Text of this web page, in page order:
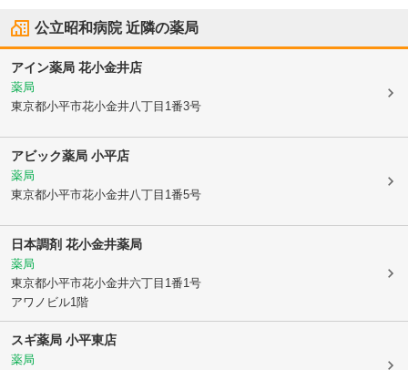
公立昭和病院近隣の薬局
アイン薬局 花小金井店
薬局
東京都小平市花小金井八丁目1番3号
アビック薬局 小平店
薬局
東京都小平市花小金井八丁目1番5号
日本調剤 花小金井薬局
薬局
東京都小平市花小金井六丁目1番1号
アワノビル1階
スギ薬局 小平東店
薬局